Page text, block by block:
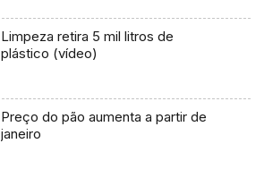
Limpeza retira 5 mil litros de
plástico (vídeo)
Preço do pão aumenta a partir de
janeiro